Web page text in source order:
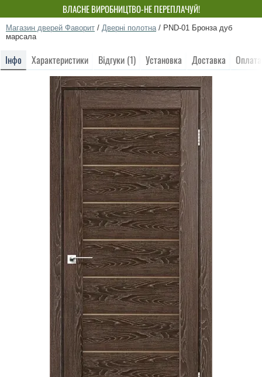
ВЛАСНЕ ВИРОБНИЦТВО-НЕ ПЕРЕПЛАЧУЙ!
Магазин дверей Фаворит / Дверні полотна / PND-01 Бронза дуб
марсала
Інфо Характеристики Відгуки (1) Установка Доставка Оплата